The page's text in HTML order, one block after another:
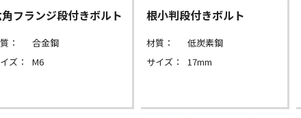
フランジ段付きボルト
：
合金鋼
ズ：
M6
根小判段付きボルト
材質：
低炭素鋼
サイズ：
17mm